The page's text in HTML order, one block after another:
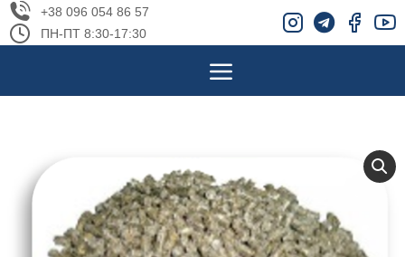
+38 096 054 86 57
ПН-ПТ 8:30-17:30